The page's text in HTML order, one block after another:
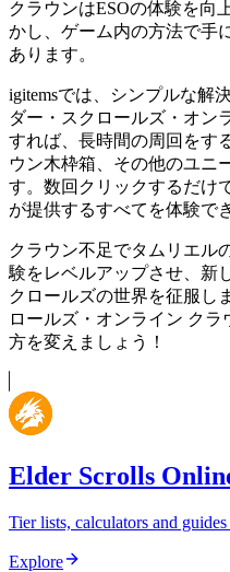
クラウンはESOの体験を向
かし、ゲーム内の方法で手
あります。
igitemsでは、シンプルな解
ダー・スクロールズ・オン
すれば、長時間の周回をす
ウン木枠箱、その他のユニ
す。数回クリックするだけ
が提供するすべてを体験で
クラウン不足でタムリエル
験をレベルアップさせ、新
クロールズの世界を征服し
ロールズ・オンライン ク
方を変えましょう！
Elder Scrolls
Tier lists, calculators and
Explore